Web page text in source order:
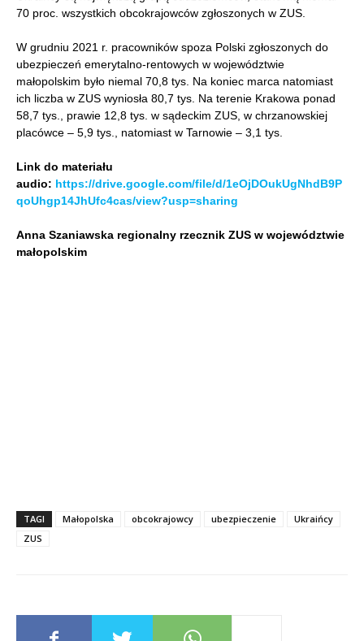
70 proc. wszystkich obcokrajowców zgłoszonych w ZUS.
W grudniu 2021 r. pracowników spoza Polski zgłoszonych do
ubezpieczeń emerytalno-rentowych w województwie
małopolskim było niemal 70,8 tys. Na koniec marca natomiast
ich liczba w ZUS wyniosła 80,7 tys. Na terenie Krakowa ponad
58,7 tys., prawie 12,8 tys. w sądeckim ZUS, w chrzanowskiej
placówce – 5,9 tys., natomiast w Tarnowie – 3,1 tys.
Link do materiału
audio: https://drive.google.com/file/d/1eOjDOukUgNhdB9P
qoUhgp14JhUfc4cas/view?usp=sharing
Anna Szaniawska regionalny rzecznik ZUS w województwie
małopolskim
TAGI Małopolska obcokrajowcy ubezpieczenie
Ukraińcy
ZUS